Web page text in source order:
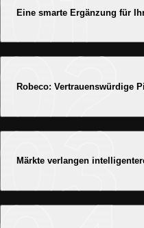
Eine smarte Ergänzung für
Robeco: Vertrauenswürdige
Märkte verlangen